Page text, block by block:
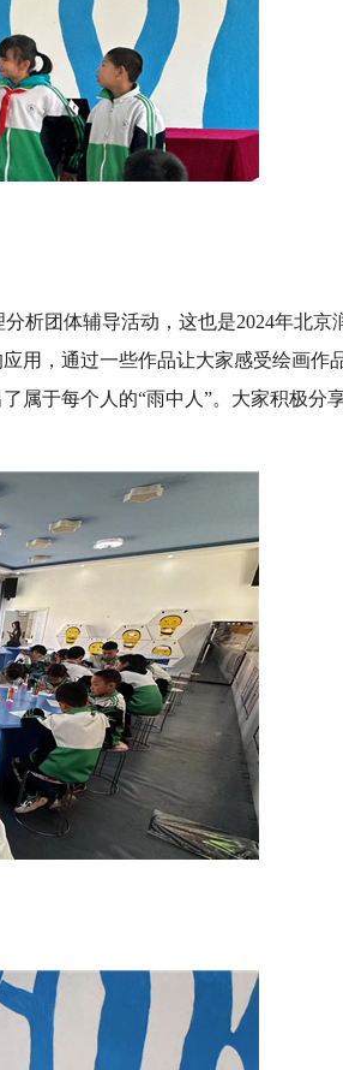
析团体辅导活动，这也是2024年北京
用，通过一些作品让大家感受绘画作
属于每个人的“雨中人”。大家积极分